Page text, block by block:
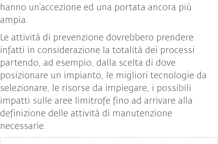
hanno un’accezione ed una portata ancora più
ampia.
Le attività di prevenzione dovrebbero prendere
infatti in considerazione la totalità dei processi
partendo, ad esempio, dalla scelta di dove
posizionare un impianto, le migliori tecnologie da
selezionare, le risorse da impiegare, i possibili
impatti sulle aree limitrofe fino ad arrivare alla
definizione delle attività di manutenzione
necessarie.